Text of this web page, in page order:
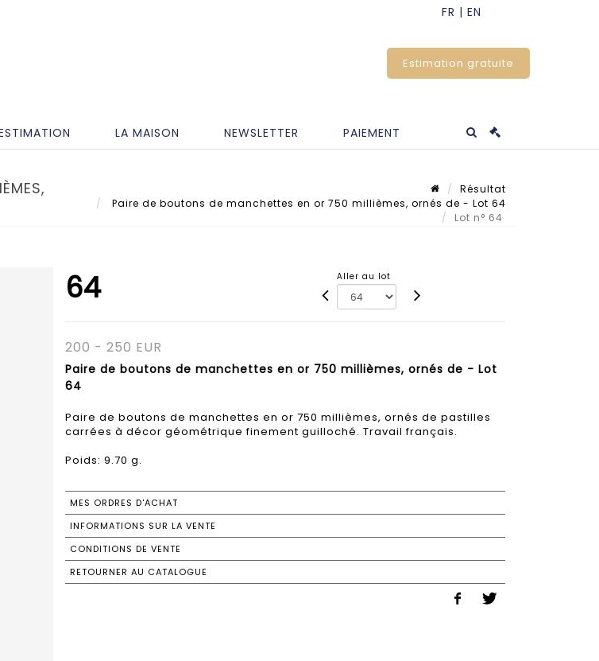
Estimation gratuite
LA MAISON NEWSLETTER PAIEMENT
Résultat
Paire de boutons de manchettes en or 750 millièmes, ornés de - Lot 64
Lot n° 64
64 Aller au lot
200 - 250 EUR
Paire de boutons de manchettes en or 750 millièmes, ornés de - Lot
64
Paire de boutons de manchettes en or 750 millièmes, ornés de pastilles
carrées à décor géométrique finement guilloché. Travail français.
Poids: 9.70 g.
MES ORDRES D'ACHAT
INFORMATIONS SUR LA VENTE
CONDITIONS DE VENTE
RETOURNER AU CATALOGUE